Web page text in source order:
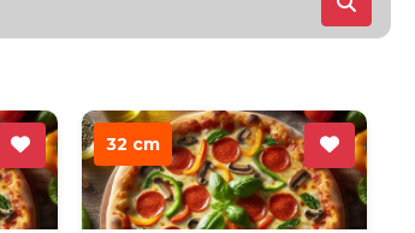
32 cm